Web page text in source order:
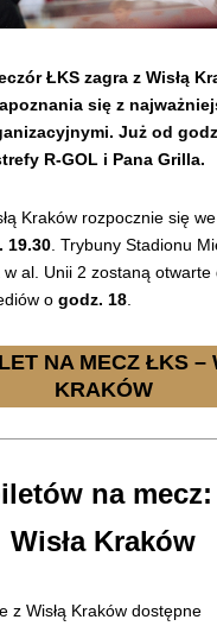
KUP BILET
ŁKS zagra z Wisłą
się z
Już od
R-GOL i Pana Grilla.
Kraków rozpocznie się we
19.30 . Trybuny Stadionu
w al. Unii 2 zostaną
o godz. 18
NA MECZ ŁKS –
KRAKÓW
na
Wisła Kraków
z Wisłą Kraków dostępne